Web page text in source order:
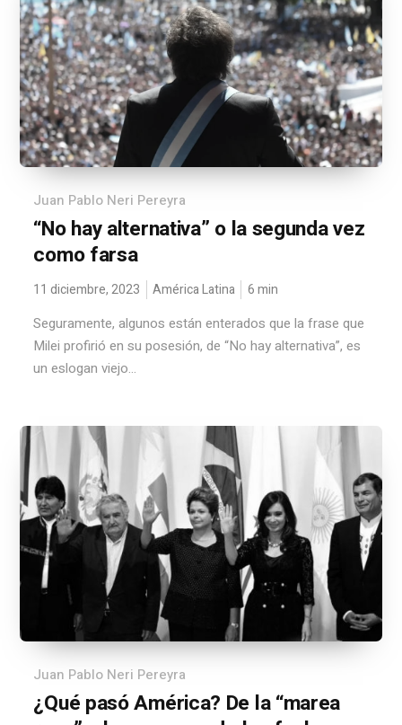
Juan Pablo Neri Pereyra
“No hay alternativa” o la segunda vez
como farsa
11 diciembre, 2023 América Latina 6 min
Seguramente, algunos están enterados que la frase que
Milei profirió en su posesión, de “No hay alternativa”, es
un eslogan viejo...
Juan Pablo Neri Pereyra
¿Qué pasó América? De la “marea